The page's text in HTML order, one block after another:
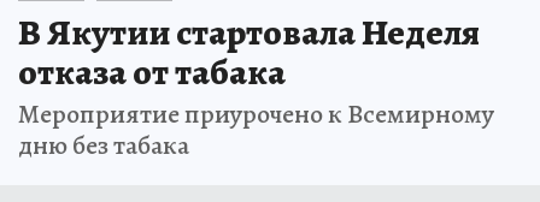
В Якутии стартовала Неделя
отказа от табака
Мероприятие приурочено к Всемирному
дню без табака